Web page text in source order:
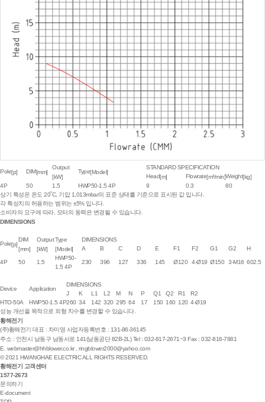
Pole[p] DIM[mm]
Output
[kW]
Type[Model]
STANDARD SPECIFICATION
Head[m] Flowrate[m³/min]Weight[kg]
4P
50 1.5 HWP50-1.5 4P 9 0.3
80
상기 특성은 온도 20˚C, 기압 1,013mbar의 표준 상태를 기준으로 표시된 값 입니다.
각 특성치의 허용하는 범위는 ±5% 입니다.
소비자의 요구에 따라, 모터의 동력은 변경될 수 있습니다.
DIMENSIONS
Pole[p]
DIM
[mm]
Output
[kW]
Type
[Model]
DIMENSIONS
A
B C D E F1 F2 G1 G2 H
4P 50 1.5
HWP50-
1.5 4P
230 396 127 336 145 Ø120 4-Ø19 Ø150 3-M16 602.5
Device Application
DIMENSIONS
J
K L1 L2 M N P Q1 Q2 R1
R2
HTO-50A
HWP50-1.5 4P260 34 142 320 295 64 17 150 160 120 4-Ø19
성능 개선을 목적으로 외형 치수를 변경할 수 있습니다.
황해전기
(주)황해전기 대표 : 차미영 사업자등록번호 : 131-86-36145
주소 : 인천시 남동구 남동서로 141(남동공단 82B-2L) Tel : 032-817-2671~3 Fax : 032-816-7881
E. webmaster@hhblower.co.kr, ringblower2000@yahoo.com
© 2021 HWANGHAE ELECTRIC ALL RIGHTS RESERVED.
황해전기 고객센터
1577-2673
문의하기
E-document